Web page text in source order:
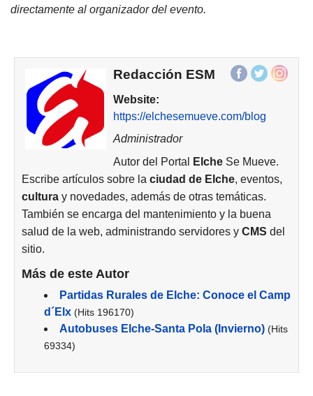
directamente al organizador del evento.
Redacción ESM
Website:
https://elchesemueve.com/blog
Administrador
Autor del Portal
ElcheSe Mueve.
Escribe artículos sobre la ciudad de Elche, eventos,
cultura y novedades, además de otras temáticas.
También se encarga del mantenimiento y la buena
salud de la web, administrando servidores y CMS del
sitio.
Más de este Autor
Partidas Rurales de Elche: Conoce el Camp
d´Elx (Hits 196170)
Autobuses Elche-Santa Pola (Invierno) (Hits
69334)